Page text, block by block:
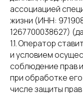
ассоциацией
жизни (ИНН:
1267700038627)
1.1. Оператор
и условием
соблюдение прав
при обработке
числе защиты